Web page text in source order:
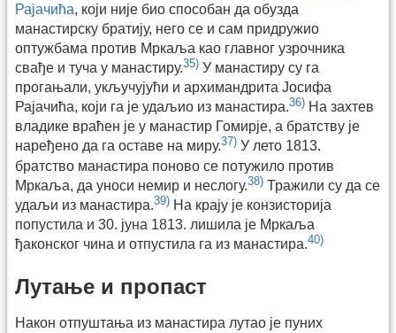
Рајачића, који није био способан да обузда
манастирску братију, него се и сам придружио
оптужбама против Мркаља као главног узрочника
свађе и туча у манастиру.35) У манастиру су га
прогањали, укључујући и архимандрита Јосифа
Рајачића, који га је удаљио из манастира.36) На захтев
владике враћен је у манастир Гомирје, а братству је
наређено да га оставе на миру.37) У лето 1813.
братство манастира поново се потужило против
Мркаља, да уноси немир и неслогу.38) Тражили су да се
удаљи из манастира.39) На крају је конзисторија
попустила и 30. јуна 1813. лишила је Мркаља
ђаконског чина и отпустила га из манастира.40)
Лутање и пропаст
Након отпуштања из манастира лутао је пуних